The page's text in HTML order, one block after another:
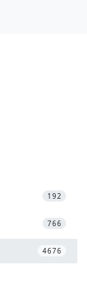
192
766
4676